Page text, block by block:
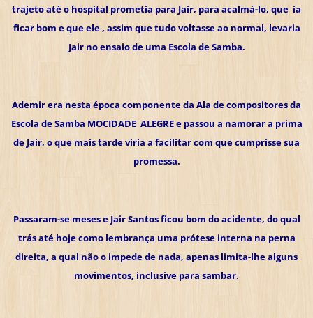
trajeto até o hospital prometia para Jair, para acalmá-lo, que ia
ficar bom e que ele , assim que tudo voltasse ao normal, levaria
Jair no ensaio de uma Escola de Samba.
Ademir era nesta época componente da Ala de compositores da
Escola de Samba MOCIDADE ALEGRE e passou a namorar a prima
de Jair, o que mais tarde viria a facilitar com que cumprisse sua
promessa.
Passaram-se meses e Jair Santos ficou bom do acidente, do qual
trás até hoje como lembrança uma prótese interna na perna
direita, a qual não o impede de nada, apenas limita-lhe alguns
movimentos, inclusive para sambar.